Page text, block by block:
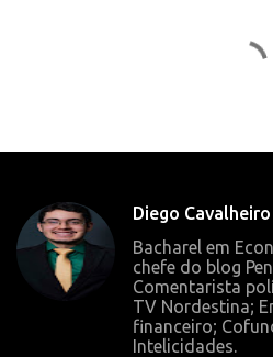
á
Diego Cavalheiro
Bacharel em
chefe do blog
Comentarista
TV Nordestina;
financeiro;
Intelicidades.